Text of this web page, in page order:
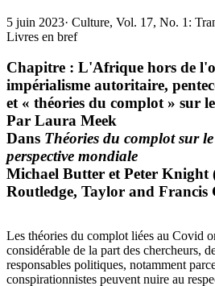
5 juin 2023· Culture, Vol. 17, No. 1:
Livres en bref
Chapitre : L'Afrique hors de
impérialisme autoritaire,
et « théories du complot » sur
Par Laura Meek
Dans Théories du complot sur
perspective mondiale
Michael Butter et Peter Knight
Routledge, Taylor and Francis
Les théories du complot liées au Covid
considérable de la part des chercheurs,
responsables politiques, notamment
conspirationnistes peuvent nuire au